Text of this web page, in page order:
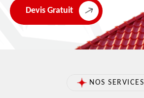
Devis Gratuit
NOS SERVICES